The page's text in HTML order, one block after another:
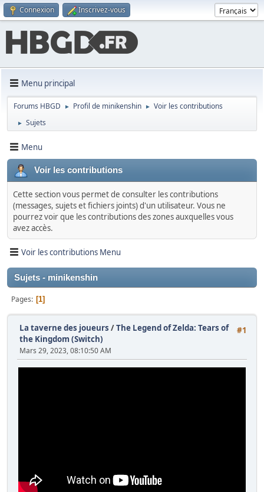
Connexion Inscrivez-vous
Menu principal
Forums HBGD ► Profil de minikenshin ► Voir les contributions
► Sujets
Menu
Voir les contributions
Cette section vous permet de consulter les contributions
(messages, sujets et fichiers joints) d'un utilisateur. Vous ne
pourrez voir que les contributions des zones auxquelles vous
avez accès.
Voir les contributions Menu
Sujets - minikenshin
Pages 1
#1
La taverne des joueurs /The Legend of Zelda: Tears of
the Kingdom (Switch)
Mars 29, 2023, 08:10:50 AM